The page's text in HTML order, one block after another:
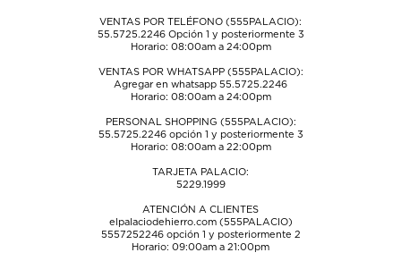
VENTAS POR TELÉFONO (555PALACIO):
55.5725.2246Opción 1 y posteriormente 3
Horario: 08:00am a 24:00pm
VENTAS POR WHATSAPP (555PALACIO):
Agregar en whatsapp 55.5725.2246
Horario: 08:00am a 24:00pm
PERSONAL SHOPPING (555PALACIO):
55.5725.2246opción 1 y posteriormente 3
Horario: 08:00am a 22:00pm
TARJETA PALACIO:
5229.1999
ATENCIÓN A CLIENTES
elpalaciodehierro.com (555PALACIO)
5557252246opción 1 y posteriormente 2
Horario: 09:00am a 21:00pm